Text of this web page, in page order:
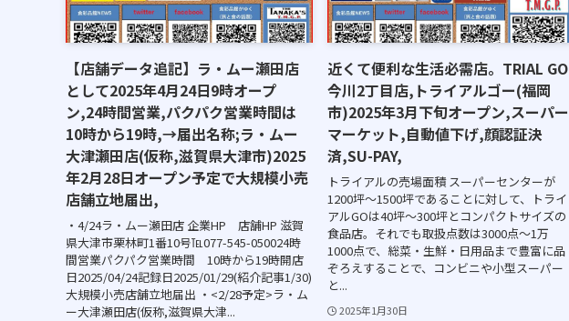
【店舗データ追記】ラ・ムー瀬田店
として2025年4月24日9時オープ
ン,24時間営業,パクパク営業時間は
10時から19時,→届出名称;ラ・ムー
大津瀬田店(仮称,滋賀県大津市)2025
年2月28日オープン予定で大規模小売
店舗立地届出,
・4/24ラ・ムー瀬田店 企業HP 店舗HP 滋賀
県大津市栗林町1番10号℡077-545-050024時
間営業パクパク営業時間 10時から19時開店
日2025/04/24記録日2025/01/29(紹介記事1/30)
大規模小売店舗立地届出 ・<2/28予定>ラ・ム
ー大津瀬田店(仮称,滋賀県大津...
近くて便利な生活必需店。TRIAL GO
今川2丁目店,トライアルゴー(福岡
市)2025年3月下旬オープン,スーパー
マーケット,自動値下げ,顔認証決
済,SU-PAY,
トライアルの売場面積 スーパーセンターが
1200坪〜1500坪であることに対して、トライ
アルGOは40坪〜300坪とコンパクトサイズの
食品店。それでも取扱点数は3000点〜1万
1000点で、総菜・生鮮・日用品まで豊富に品
ぞろえすることで、コンビニや小型スーパー
と...
2025年1月30日